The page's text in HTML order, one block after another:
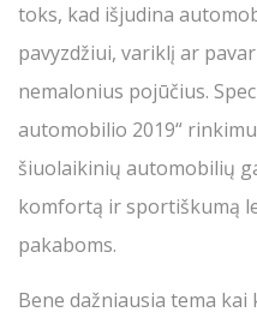
toks, kad išjudina
pavyzdžiui, variklį ar
nemalonius pojūčius.
automobilio 2019“
šiuolaikinių automobilių
komfortą ir sportiškumą
pakaboms.
Bene dažniausia tema